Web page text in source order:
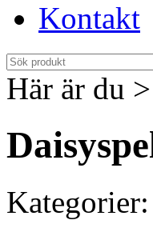
Kontakt
Här är du >
Kategorier: